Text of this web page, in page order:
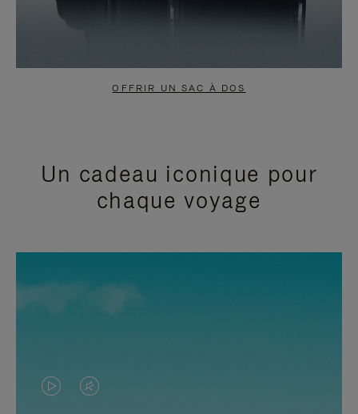
OFFRIR UN SAC À DOS
Un cadeau iconique pour
chaque voyage
LA LE